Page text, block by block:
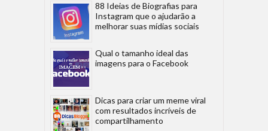
88 Ideias de Biografias para
Instagram que o ajudarão a
melhorar suas mídias sociais
Qual o tamanho ideal das
imagens para o Facebook
Dicas para criar um meme viral
com resultados incríveis de
compartilhamento